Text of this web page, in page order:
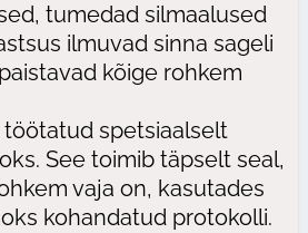
tumedad silmaalused
ilmuvad sinna sageli
kõige rohkem
töötatud spetsiaalselt
See toimib täpselt seal,
vaja on, kasutades
kohandatud protokolli.